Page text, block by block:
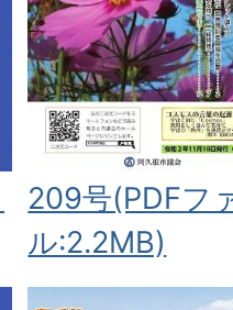
209号(PDFフ
ル:2.2MB)